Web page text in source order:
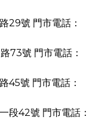
29號 門市電話：
73號 門市電話：
45號 門市電話：
段42號 門市電話：